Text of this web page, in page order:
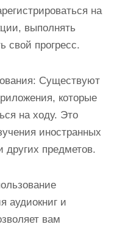
на
выполнять
свой прогресс.
Существуют
которые
на ходу. Это
иностранных
других предметов.
аудиокниг и
вам